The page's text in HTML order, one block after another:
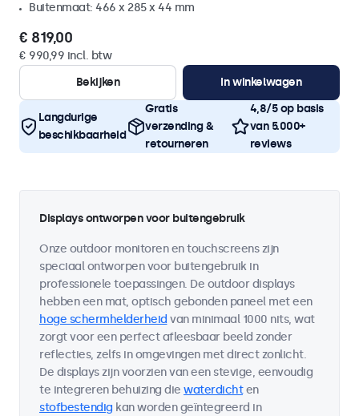
Buitenmaat: 466 x 285 x 44 mm
€ 819,00
€ 990,99 incl. btw
Bekijken
In winkelwagen
Langdurige
beschikbaarheid
Gratis
verzending &
retourneren
4,8/5 op basis
van 5.000+
reviews
Displays ontworpen voor buitengebruik
Onze outdoor monitoren en touchscreens zijn
speciaal ontworpen voor buitengebruik in
professionele toepassingen. De outdoor displays
hebben een mat, optisch gebonden paneel met een
hoge schermhelderheid van minimaal 1000 nits, wat
zorgt voor een perfect afleesbaar beeld zonder
reflecties, zelfs in omgevingen met direct zonlicht.
De displays zijn voorzien van een stevige, eenvoudig
te integreren behuizing die waterdichten
stofbestendig kan worden geïntegreerd in